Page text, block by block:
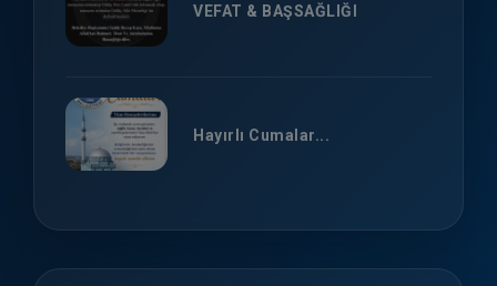
VEFAT & BAŞSAĞLIĞI
Hayırlı Cumalar...